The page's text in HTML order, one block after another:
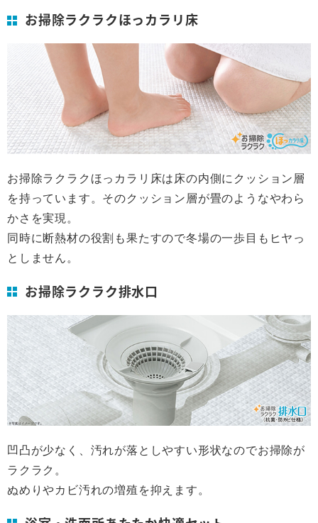
お掃除ラクラクほっカラリ床
お掃除ラクラクほっカラリ床は床の内側にクッション層
を持っています。そのクッション層が畳のようなやわら
かさを実現。
同時に断熱材の役割も果たすので冬場の一歩目もヒヤっ
としません。
お掃除ラクラク排水口
凹凸が少なく、汚れが落としやすい形状なのでお掃除が
ラクラク。
ぬめりやカビ汚れの増殖を抑えます。